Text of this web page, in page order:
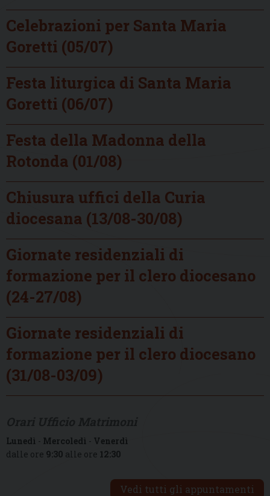
Celebrazioni per Santa Maria
Goretti (05/07)
Festa liturgica di Santa Maria
Goretti (06/07)
Festa della Madonna della
Rotonda (01/08)
Chiusura uffici della Curia
diocesana (13/08-30/08)
Giornate residenziali di
formazione per il clero diocesano
(24-27/08)
Giornate residenziali di
formazione per il clero diocesano
(31/08-03/09)
Lunedì - Mercoledì - Venerdì
dalle ore 9:30 alle ore 12:30
Vedi tutti gli appuntamenti